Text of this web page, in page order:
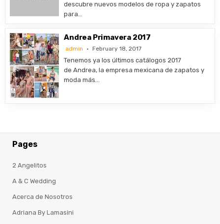
descubre nuevos modelos de ropa y zapatos
para…
Andrea Primavera 2017
admin February 18, 2017
Tenemos ya los últimos catálogos 2017
de Andrea, la empresa mexicana de zapatos y
moda más…
Pages
2 Angelitos
A & C Wedding
Acerca de Nosotros
Adriana By Lamasini